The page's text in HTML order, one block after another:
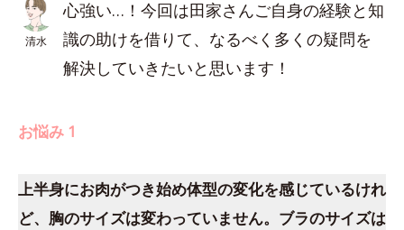
清水
心強い…！今回は田家さんご自身の経験と知
識の助けを借りて、なるべく多くの疑問を
解決していきたいと思います！
お悩み 1
上半身にお肉がつき始め体型の変化を感じているけれ
ど、胸のサイズは変わっていません。ブラのサイズは